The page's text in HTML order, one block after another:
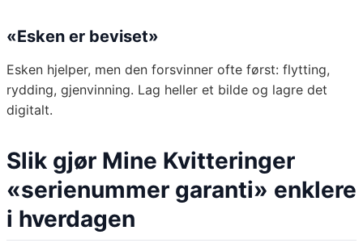
«Esken er beviset»
Esken hjelper, men den forsvinner ofte først: flytting,
rydding, gjenvinning. Lag heller et bilde og lagre det
digitalt.
Slik gjør Mine Kvitteringer
«serienummer garanti» enklere
i hverdagen